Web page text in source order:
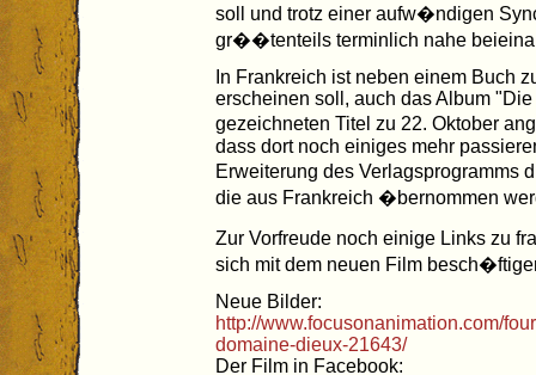
soll und trotz einer aufw�ndigen
gr��tenteils terminlich nahe
In Frankreich ist neben einem Buch
erscheinen soll, auch das Album
gezeichneten Titel zu 22. Oktober
dass dort noch einiges mehr
Erweiterung des Verlagsprogramms
die aus Frankreich �bernommen
Zur Vorfreude noch einige Links zu
sich mit dem neuen Film
Neue Bilder:
http://www.focusonanimation.com/
domaine-dieux-21643/
Der Film in Facebook: